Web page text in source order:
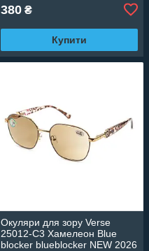
380 ₴
Купити
Окуляри для зору Verse
25012-C3 Хамелеон Blue
blocker blueblocker NEW 2026